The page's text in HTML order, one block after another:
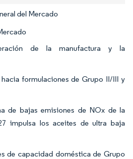
del Mercado
de la manufactura y la
formulaciones de Grupo II/III y
de bajas emisiones de NOx de la
impulsa los aceites de ultra baja
de capacidad doméstica de Grupo